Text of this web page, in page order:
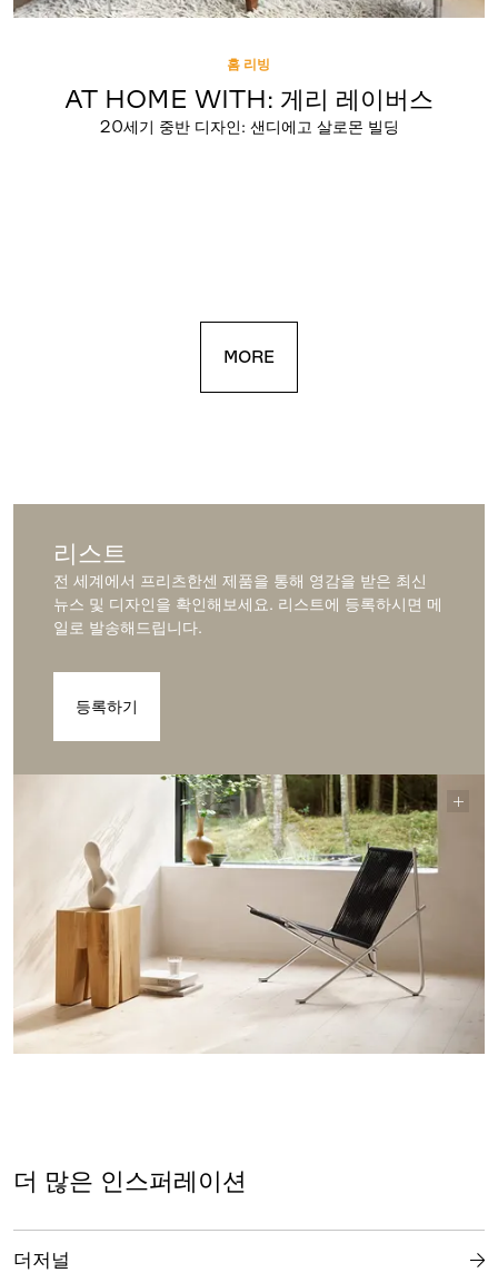
홈 리빙
AT HOME WITH: 게리 레이버스
20세기 중반 디자인: 샌디에고 살로몬 빌딩
MORE
리스트
전 세계에서 프리츠한센 제품을 통해 영감을 받은 최신
뉴스 및 디자인을 확인해보세요. 리스트에 등록하시면 메
일로 발송해드립니다.
등록하기
더 많은 인스퍼레이션
더저널